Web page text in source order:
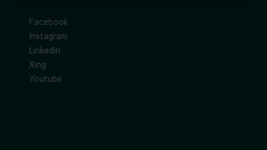
Facebook
Instagram
Linkedin
Xing
Youtube